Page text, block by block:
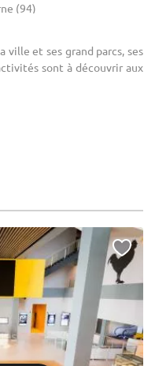
(94)
ville et ses grand parcs, ses
sont à découvrir aux